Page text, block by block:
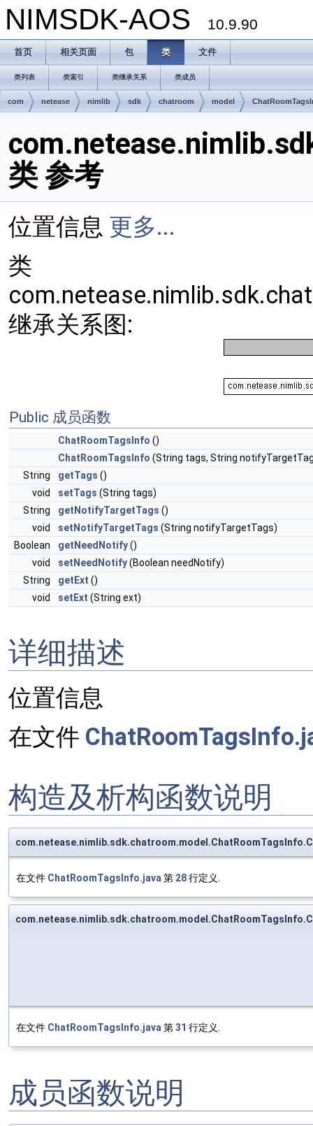
NIMSDK-AOS 10.9.90
首页 相关页面 包 类 文件
类列表 类索引 类继承关系 类成员
com netease nimlib sdk chatroom model
类 参考
位置信息 更多...
类
继承关系图:
Public 成员函数
ChatRoomTagsInfo ()
ChatRoomTagsInfo (String tags, String
String
getTags ()
void
setTags (String tags)
String
getNotifyTargetTags ()
void
setNotifyTargetTags (String notifyTargetTags)
Boolean
getNeedNotify()
void
setNeedNotify(Boolean needNotify)
String
getExt ()
void
setExt (String ext)
详细描述
位置信息
在文件
构造及析构函数说明
在文件 ChatRoomTagsInfo.java第 28行定义.
在文件 ChatRoomTagsInfo.java第31 行定义.
成员函数说明